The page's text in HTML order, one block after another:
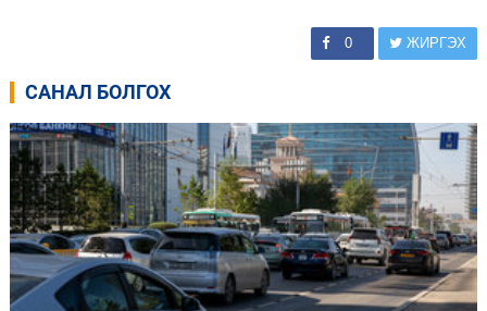
0 ЖИРГЭХ
САНАЛ БОЛГОХ